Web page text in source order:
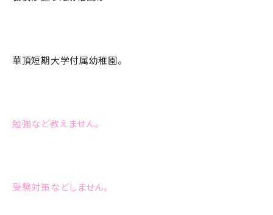
華頂短期大学付属幼稚園。
勉強など教えません。
受験対策などしません。